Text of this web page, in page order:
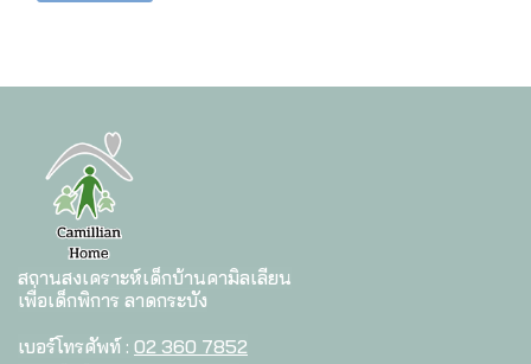
สถานสงเคราะห์เด็กบ้านคามิลเลียน
เพื่อเด็กพิการ ลาดกระบัง
เบอร์โทรศัพท์ : 02 360 7852